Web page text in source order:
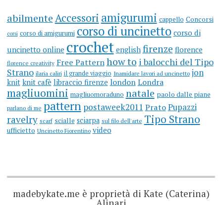
abilmenteAccessori amigurumi cappello Concorsi
corsi corso di amigurumi corso di uncinetto corso di
uncinetto online crochet english firenze florence
florence creativity Free Pattern how to i balocchi del Tipo
Strano ilaria caliri il grande viaggio Inamidare lavori ad uncinetto jon
knit knit cafè libraccio firenze london Londra
magliuomini magliuomoraduno natale paolo dalle piane
parlano di me pattern postaweek2011 Prato Pupazzi
ravelry scarf scialle sciarpa sul filo dell'arte Tipo Strano
ufficietto Uncinetto Fiorentino video
madebykate.me è proprietà di Kate (Caterina)